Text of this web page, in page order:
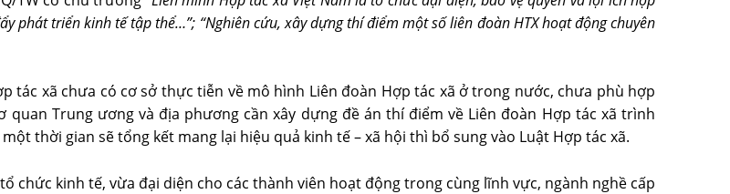
phát triển kinh tế tập thể…”; “Nghiên cứu, xây dựng thí điểm một số liên đoàn HTX hoạt động chuyên
tác xã chưa có cơ sở thực tiễn về mô hình Liên đoàn Hợp tác xã ở trong nước, chưa phù hợp
quan Trung ương và địa phương cần xây dựng đề án thí điểm về Liên đoàn Hợp tác xã trình
thời gian sẽ tổng kết mang lại hiệu quả kinh tế – xã hội thì bổ sung vào Luật Hợp tác xã.
chức kinh tế, vừa đại diện cho các thành viên hoạt động trong cùng lĩnh vực, ngành nghề cấp